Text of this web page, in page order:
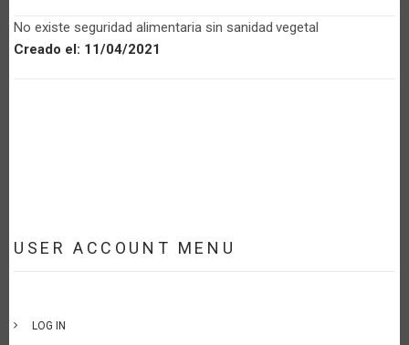
No existe seguridad alimentaria sin sanidad vegetal
Creado el: 11/04/2021
USER ACCOUNT MENU
LOG IN